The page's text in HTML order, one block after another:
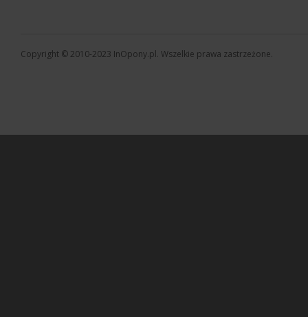
Copyright © 2010-2023 InOpony.pl. Wszelkie prawa zastrzeżone.